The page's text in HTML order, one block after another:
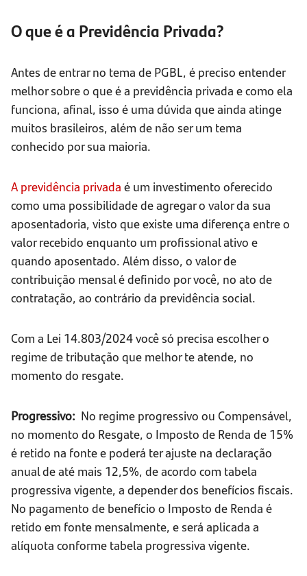
O que é a Previdência Privada?
Antes de entrar no tema de PGBL, é preciso entender
melhor sobre o que é a previdência privada e como ela
funciona, afinal, isso é uma dúvida que ainda atinge
muitos brasileiros, além de não ser um tema
conhecido por sua maioria.
A previdência privada é um investimento oferecido
como uma possibilidade de agregar o valor da sua
aposentadoria, visto que existe uma diferença entre o
valor recebido enquanto um profissional ativo e
quando aposentado. Além disso, o valor de
contribuição mensal é definido por você, no ato de
contratação, ao contrário da previdência social.
Com a Lei 14.803/2024 você só precisa escolher o
regime de tributação que melhor te atende, no
momento do resgate.
Progressivo: No regime progressivo ou Compensável,
no momento do Resgate, o Imposto de Renda de 15%
é retido na fonte e poderá ter ajuste na declaração
anual de até mais 12,5%, de acordo com tabela
progressiva vigente, a depender dos benefícios fiscais.
No pagamento de benefício o Imposto de Renda é
retido em fonte mensalmente, e será aplicada a
alíquota conforme tabela progressiva vigente.